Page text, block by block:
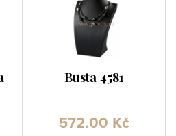
Busta 4581
572.00 Kč